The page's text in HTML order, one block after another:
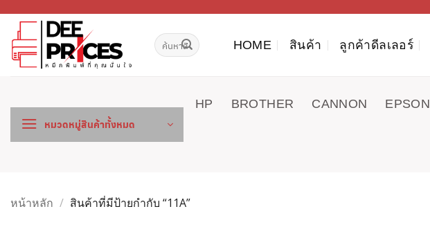
เนื้อหา
ค้นหา: HOME สินค้า ลูกค้าดีลเลอร์
หมวดหมู่สินค้าทั้งหมด
HP BROTHER CANNON EPSON
หน้าหลัก / สินค้าที่มีป้ายกำกับ “11A”